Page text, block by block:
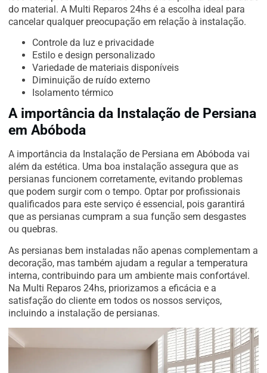
do material. A Multi Reparos 24hs é a escolha ideal para
cancelar qualquer preocupação em relação à instalação.
Controle da luz e privacidade
Estilo e design personalizado
Variedade de materiais disponíveis
Diminuição de ruído externo
Isolamento térmico
A importância da Instalação de Persiana
em Abóboda
A importância da Instalação de Persiana em Abóboda vai
além da estética. Uma boa instalação assegura que as
persianas funcionem corretamente, evitando problemas
que podem surgir com o tempo. Optar por profissionais
qualificados para este serviço é essencial, pois garantirá
que as persianas cumpram a sua função sem desgastes
ou quebras.
As persianas bem instaladas não apenas complementam a
decoração, mas também ajudam a regular a temperatura
interna, contribuindo para um ambiente mais confortável.
Na Multi Reparos 24hs, priorizamos a eficácia e a
satisfação do cliente em todos os nossos serviços,
incluindo a instalação de persianas.